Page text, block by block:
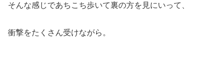
そんな感じであちこち歩いて裏の方を見にいって、
衝撃をたくさん受けながら。